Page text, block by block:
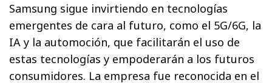
Samsung sigue invirtiendo en tecnologías
emergentes de cara al futuro, como el 5G/6G, la
IA y la automoción, que facilitarán el uso de
estas tecnologías y empoderarán a los futuros
consumidores. La empresa fue reconocida en el